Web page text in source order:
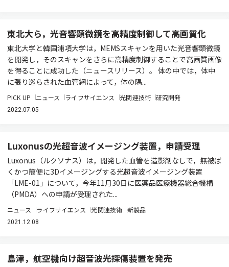
東北大ら，光音響顕微鏡を高精度制御して高画質化
東北大学と韓国浦項大学は，MEMSスキャンを用いた光音響顕微鏡
を開発し，そのスキャンをさらに高精度制御することで高画質画像
を得ることに成功した（ニュースリリース）。 体の中では，体中
に張り巡らされた血管網によって，体の隅...
PICK UP ニュース ライフサイエンス 光関連技術 研究開発
2022.07.05
Luxonusの光超音波イメージング装置，申請受理
Luxonus（ルクソナス）は，開発した血管を造影剤なしで，無被ば
くかつ簡便に3Dイメージングする光超音波イメージング装置
「LME-01」について，今年11月30日に医薬品医療機器総合機構
（PMDA）への申請が受理された...
ニュース ライフサイエンス 光関連技術 新製品
2021.12.08
島津，航空機向け超音波光探傷装置を発売